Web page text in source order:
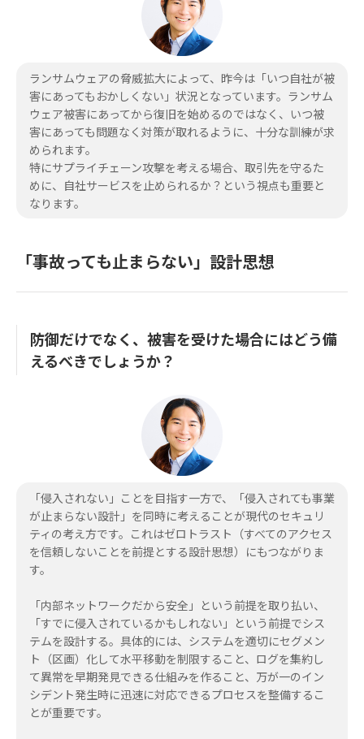
ランサムウェアの脅威拡大によって、昨今は「いつ自社が被
害にあってもおかしくない」状況となっています。ランサム
ウェア被害にあってから復旧を始めるのではなく、いつ被
害にあっても問題なく対策が取れるように、十分な訓練が求
められます。
特にサプライチェーン攻撃を考える場合、取引先を守るた
めに、自社サービスを止められるか？という視点も重要と
なります。
「事故っても止まらない」設計思想
防御だけでなく、被害を受けた場合にはどう備
えるべきでしょうか？
「侵入されない」ことを目指す一方で、「侵入されても事業
が止まらない設計」を同時に考えることが現代のセキュリ
ティの考え方です。これはゼロトラスト（すべてのアクセス
を信頼しないことを前提とする設計思想）にもつながりま
す。
「内部ネットワークだから安全」という前提を取り払い、
「すでに侵入されているかもしれない」という前提でシス
テムを設計する。具体的には、システムを適切にセグメン
ト（区画）化して水平移動を制限すること、ログを集約し
て異常を早期発見できる仕組みを作ること、万が一のイン
シデント発生時に迅速に対応できるプロセスを整備するこ
とが重要です。